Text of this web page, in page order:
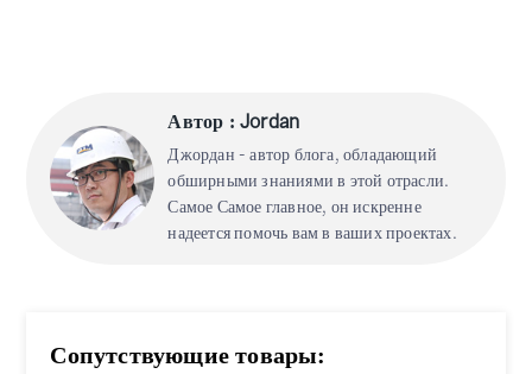
Автор : Jordan
Джордан - автор блога, обладающий
обширными знаниями в этой отрасли.
Самое Самое главное, он искренне
надеется помочь вам в ваших проектах.
Сопутствующие товары: